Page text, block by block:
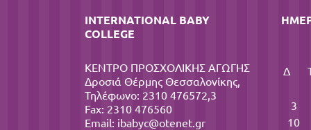
INTERNATIONAL BABY
COLLEGE
ΚΕΝΤΡΟ ΠΡΟΣΧΟΛΙΚΗΣ ΑΓΩΓΗΣ
Δροσιά Θέρμης Θεσσαλονίκης,
Τηλέφωνο: 2310 476572,3
Fax: 2310 476560
Email: ibabyc@otenet.gr
Δ
3
10